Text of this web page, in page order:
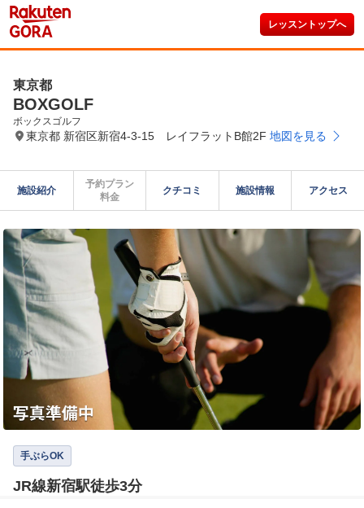
レッスントップへ
東京都
BOXGOLF
ボックスゴルフ
東京都 新宿区新宿4-3-15 レイフラットB館2F 地図を見る
施設紹介
予約プラン
料金
クチコミ 施設情報 アクセス
手ぶらOK
JR線新宿駅徒歩3分